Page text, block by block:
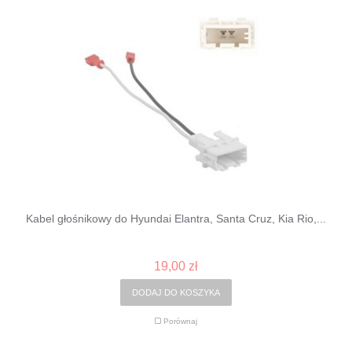
Kabel głośnikowy do Hyundai Elantra, Santa Cruz, Kia Rio,...
19,00 zł
DODAJ DO KOSZYKA
Porównaj